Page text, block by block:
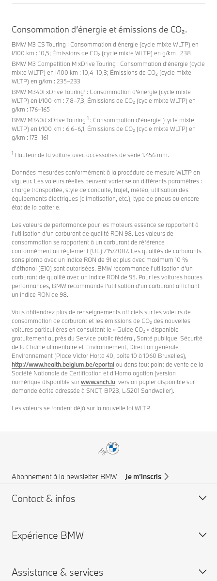
Consommation d’énergie et émissions de CO₂.
BMW M3 CS Touring : Consommation d'énergie (cycle mixte WLTP) en
l/100 km : 10,5; Émissions de CO₂ (cycle mixte WLTP) en g/km : 238
BMW M3 Competition M xDrive Touring : Consommation d'énergie (cycle
mixte WLTP) en l/100 km : 10,4–10,3; Émissions de CO₂ (cycle mixte
WLTP) en g/km : 235–233
BMW M340i xDrive Touring¹ : Consommation d'énergie (cycle mixte
WLTP) en l/100 km : 7,8–7,3; Émissions de CO₂ (cycle mixte WLTP) en
g/km : 176–165
BMW M340d xDrive Touring 1 : Consommation d'énergie (cycle mixte
WLTP) en l/100 km : 6,6–6,1; Émissions de CO₂ (cycle mixte WLTP) en
g/km : 173–161
1 Hauteur de la voiture avec accessoires de série 1.456 mm.
Données mesurées conformément à la procédure de mesure WLTP en
vigueur. Les valeurs réelles peuvent varier selon différents paramètres :
charge transportée, style de conduite, trajet, météo, utilisation des
équipements électriques (climatisation, etc.), type de pneus ou encore
état de la batterie.
Les valeurs de performance pour les moteurs essence se rapportent à
l’utilisation d’un carburant de qualité RON 98. Les valeurs de
consommation se rapportent à un carburant de référence
conformément au règlement (UE) 715/2007. Les qualités de carburants
sans plomb avec un indice RON de 91 et plus avec maximum 10 %
d’éthanol (E10) sont autorisées. BMW recommande l’utilisation d’un
carburant de qualité avec un indice RON de 95. Pour les voitures hautes
performances, BMW recommande l’utilisation d’un carburant affichant
un indice RON de 98.
Vous obtiendrez plus de renseignements officiels sur les valeurs de
consommation de carburant et les émissions de CO₂ des nouvelles
voitures particulières en consultant le « Guide CO₂ » disponible
gratuitement auprès du Service public fédéral, Santé publique, Sécurité
de la Chaîne alimentaire et Environnement, Direction générale
Environnement (Place Victor Horta 40, boîte 10 à 1060 Bruxelles),
http://www.health.belgium.be/eportalou dans tout point de vente de la
Société Nationale de Certification et d’Homologation (version
numérique disponible surwww.snch.lu, version papier disponible sur
demande écrite adressée à SNCT, BP23, L-5201 Sandweiler).
Les valeurs se fondent déjà sur la nouvelle loi WLTP.
Abonnement à la newsletter BMW Je m’inscris
Contact & infos
Aide & Contact
Assistance routière
Expérience BMW
Carrières chez BMW
Assistance & services